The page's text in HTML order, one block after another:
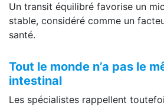
Un transit équilibré favorise un
stable, considéré comme un
santé.
Tout le monde n’a pas le
intestinal
Les spécialistes rappellent